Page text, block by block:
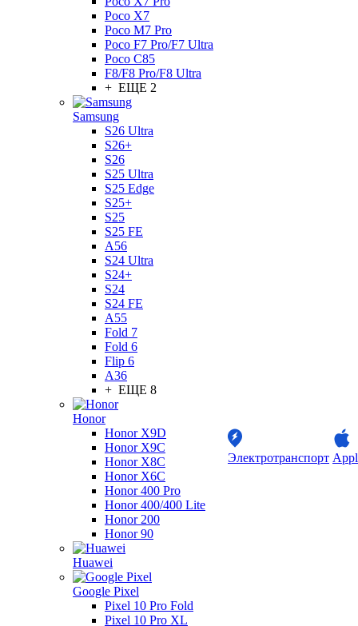
Poco X7
Poco M7 Pro
Poco F7 Pro/F7 Ultra
Poco C85
F8/F8 Pro/F8 Ultra
+ ЕЩЕ 2
Samsung
S26 Ultra
S26+
S26
S25 Ultra
S25 Edge
S25+
S25
S25 FE
A56
S24 Ultra
S24+
S24
S24 FE
A55
Fold 7
Fold 6
Flip 6
A36
+ ЕЩЕ 8
Honor
Honor X9D
Honor X9C
Honor X8C
Honor X6C
Honor 400 Pro
Honor 400/400 Lite
Honor 200
Honor 90
Huawei
Google Pixel
Pixel 10 Pro Fold
Pixel 10 Pro XL
Электротранспорт